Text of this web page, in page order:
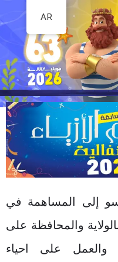
إلى المساهمة في
والمحافظة على
والعمل على احياء
AR